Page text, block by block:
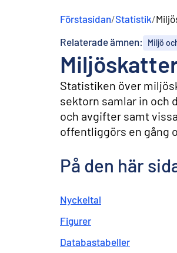
Förstasidan/Statistik/
Relaterade ämnen:
Miljö
Statistiken över
sektorn samlar in och
och avgifter samt
offentliggörs en gång
På den här
Nyckeltal
Figurer
Databastabeller